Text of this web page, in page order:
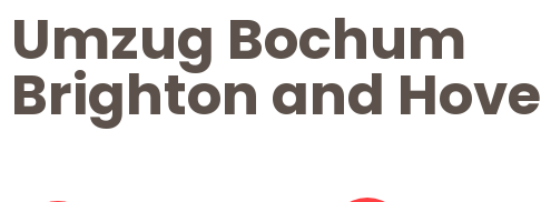
Umzug Bochum
Brighton and Hove